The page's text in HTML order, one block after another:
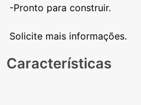
-Pronto para construir.
Características